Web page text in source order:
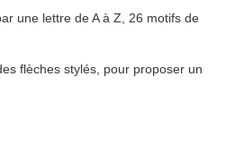
une lettre de A à Z, 26 motifs de
flèches stylés, pour proposer un